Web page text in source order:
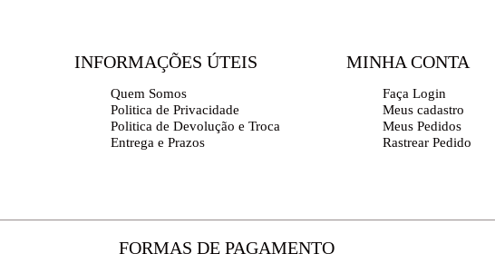
INFORMAÇÕES ÚTEIS
Quem Somos
Politica de Privacidade
Politica de Devolução e Troca
Entrega e Prazos
MINHA CONTA
Faça Login
Meus cadastro
Meus Pedidos
Rastrear Pedido
FORMAS DE PAGAMENTO